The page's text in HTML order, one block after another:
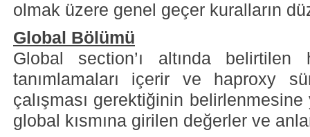
olmak üzere genel geçer kuralların
Global Bölümü
Global section’ı altında belirtilen
tanımlamaları içerir ve haproxy
çalışması gerektiğinin
global kısmına girilen değerler ve